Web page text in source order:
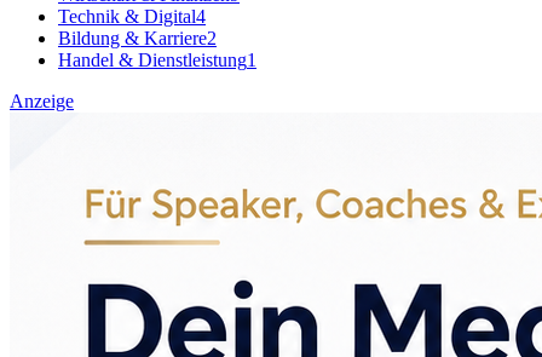
Technik & Digital4
Bildung & Karriere2
Handel & Dienstleistung1
Anzeige